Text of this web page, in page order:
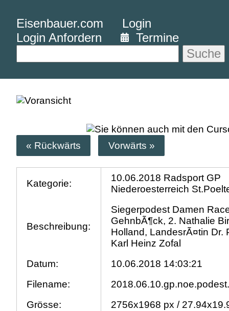
Eisenbauer.com
Login
Login Anfordern
Termine
Suche
« Rückwärts Vorwärts »
Kategorie:
10.06.2018 Radsport GP
Niederoesterreich
Beschreibung:
Siegerpodest Damen
GehnbÃ¶ck, 2. Nathalie
Holland, LandesrÃ¤tin Dr.
Karl Heinz Zofal
Datum:
10.06.2018 14:03:21
Filename:
Grösse:
2756x1968 px /